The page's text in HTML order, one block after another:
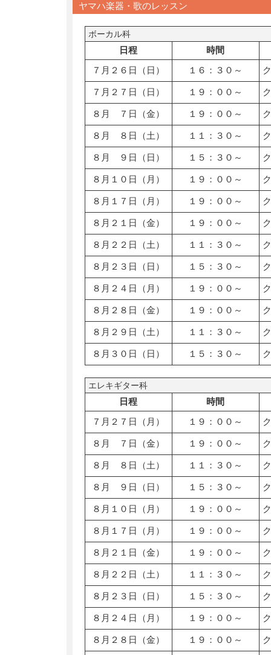
ヤマハ楽器・歌のレッスン
ボーカル科
日程
時間
７月２６日（日）
１６：３０～
７月２７日（日） １９：００～
８月 ７日（金） １９：００～
８月 ８日（土） １１：３０～
８月 ９日（日） １５：３０～
８月１０日（月） １９：００～
８月１７日（月） １９：００～
８月２１日（金） １９：００～
８月２２日（土） １１：３０～
８月２３日（日） １５：３０～
８月２４日（月） １９：００～
８月２８日（金） １９：００～
８月２９日（土） １１：３０～
８月３０日（日） １５：３０～
エレキギター科
日程
時間
７月２７日（月）
１９：００～
８月 ７日（金） １９：００～
８月 ８日（土） １１：３０～
８月 ９日（日） １５：３０～
８月１０日（月） １９：００～
８月１７日（月） １９：００～
８月２１日（金） １９：００～
８月２２日（土） １１：３０～
８月２３日（日） １５：３０～
８月２４日（月） １９：００～
８月２８日（金） １９：００～